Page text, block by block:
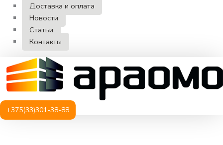
Доставка и оплата
Новости
Статьи
Контакты
+375(33)301-38-88